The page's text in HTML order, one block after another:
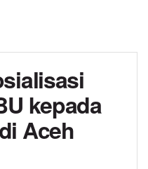
kepada
Aceh